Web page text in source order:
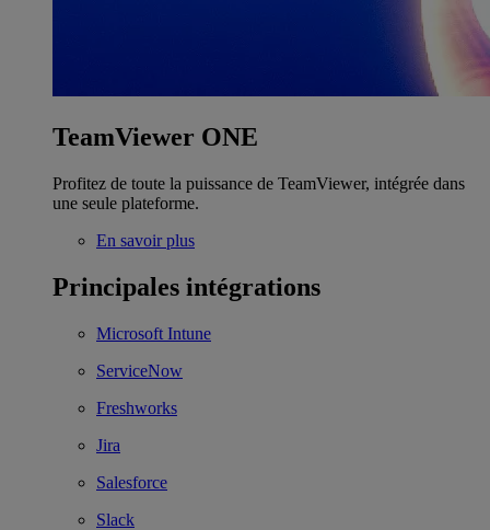
TeamViewer ONE
Profitez de toute la puissance de TeamViewer, intégrée dans
une seule plateforme.
En savoir plus
Principales intégrations
Microsoft Intune
ServiceNow
Freshworks
Jira
Salesforce
Slack